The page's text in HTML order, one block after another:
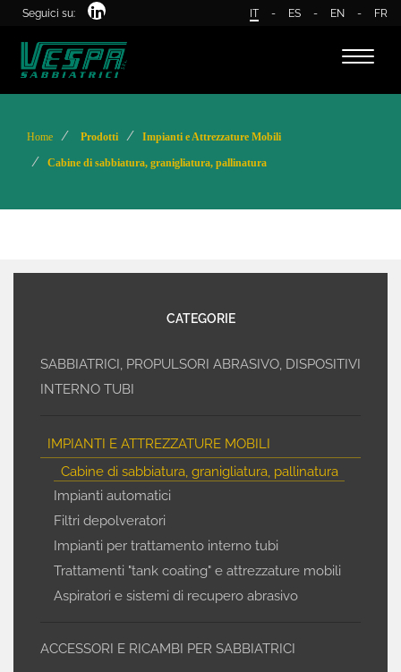
Seguici su: IT - ES - EN - FR
Toggle
Home Prodotti Impianti e Attrezzature Mobili
Cabine di sabbiatura, granigliatura, pallinatura
CATEGORIE
SABBIATRICI, PROPULSORI ABRASIVO, DISPOSITIVI
INTERNO TUBI
IMPIANTI E ATTREZZATURE MOBILI
Cabine di sabbiatura, granigliatura, pallinatura
Impianti automatici
Filtri depolveratori
Impianti per trattamento interno tubi
Trattamenti "tank coating" e attrezzature mobili
Aspiratori e sistemi di recupero abrasivo
ACCESSORI E RICAMBI PER SABBIATRICI